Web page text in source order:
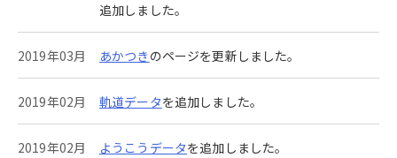
追加しました。
2019年03月 あかつき のページを更新しました。
2019年02月 軌道データを追加しました。
2019年02月 ようこうデータを追加しました。